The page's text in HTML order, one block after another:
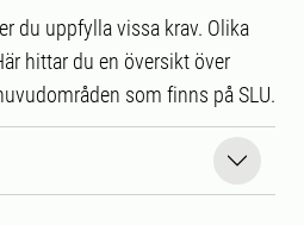
du uppfylla vissa krav. Olika
hittar du en översikt över
som finns på SLU.